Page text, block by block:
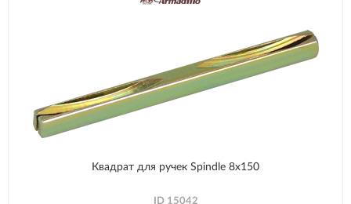
Квадрат для ручек Spindle 8х150
ID 15042